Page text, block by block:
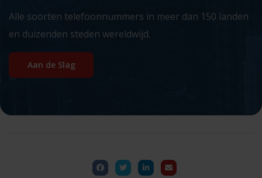
Alle soorten telefoonnummers in meer dan 150 landen
en duizenden steden wereldwijd.
Aan de Slag